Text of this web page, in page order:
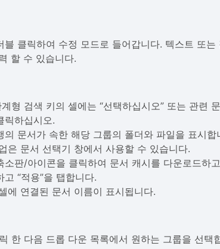
블 클릭하여 수정 모드로 들어갑니다. 텍스트 또
할 수 있습니다.
형 검색 키의 셀에는 “선택하십시오” 또는 관련
릭하십시오.
의 문서가 속한 해당 그룹의 폴더와 파일을 표시합
은 문서 선택기 창에서 사용할 수 있습니다.
소판/아이콘을 클릭하여 문서 캐시를 다운로드하
“적용”을 탭합니다.
에 연결된 문서 이름이 표시됩니다.
한 다음 드롭 다운 목록에서 원하는 그룹을 선택